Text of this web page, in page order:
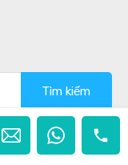
cho: